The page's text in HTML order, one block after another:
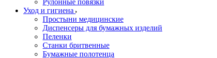
Рулонные повязки
Уход и гигиена
Простыни медицинские
Диспенсеры для бумажных изделий
Пеленки
Станки бритвенные
Бумажные полотенца